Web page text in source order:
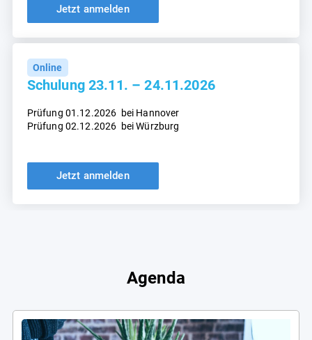
Jetzt anmelden
Online
Schulung 23.11. – 24.11.2026
Prüfung 01.12.2026 bei Hannover
Prüfung 02.12.2026 bei Würzburg
Jetzt anmelden
Agenda